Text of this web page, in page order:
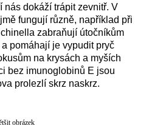
nás dokáží trápit zevnitř. V
fungují různě, například při
zabraňují útočníkům
pomáhají je vypudit pryč
na krysách a myších
bez imunoglobinů E jsou
prolezlí skrz naskrz.
obrázek